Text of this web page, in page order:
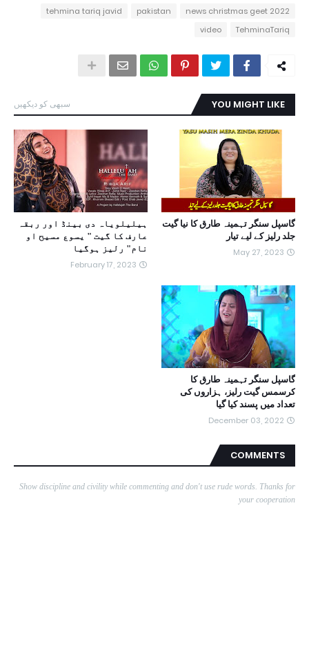
news christmas geet 2022
pakistan
tehmina tariq javid
TehminaTariq
video
YOU MIGHT LIKE سبھی کو دیکھیں
گاسپل سنگر تہمینہ طارق کا نیا گیت
جلد رلیز کے لیے تیار
May 27, 2023
ہیلیلویاہ دی بینڈ اور ربقہ
عارف کا گیت " یسوع مسیح او
نام" رلیز ہوگیا
February 17, 2023
گاسپل سنگر تہمینہ طارق کا
کرسمس گیت رلیز، ہزاروں کی
تعداد میں پسند کیا گیا
December 03, 2022
COMMENTS
Show discipline and civility while commenting and don't use rude words. Thanks for
your cooperation